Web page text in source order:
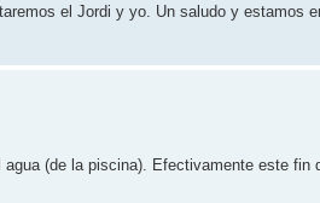
el Jordi y yo. Un saludo y estamos
(de la piscina). Efectivamente este